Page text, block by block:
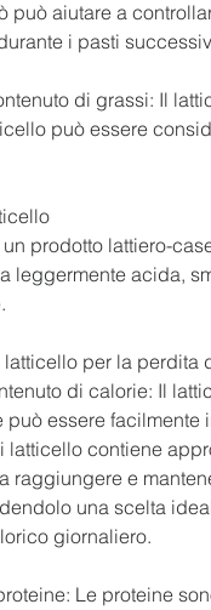
può aiutare a
i pasti
di grassi: Il
può essere
prodotto lattiero-
leggermente acida,
per la perdita
di calorie: Il
essere facilmente
latticello contiene
raggiungere e
una scelta
giornaliero.
Le proteine